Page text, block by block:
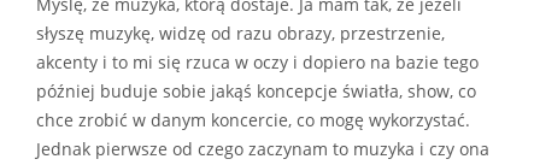
słyszę muzykę, widzę od razu obrazy, przestrzenie,
akcenty i to mi się rzuca w oczy i dopiero na bazie tego
później buduje sobie jakąś koncepcje światła, show, co
chce zrobić w danym koncercie, co mogę wykorzystać.
Jednak pierwsze od czego zaczynam to muzyka i czy ona